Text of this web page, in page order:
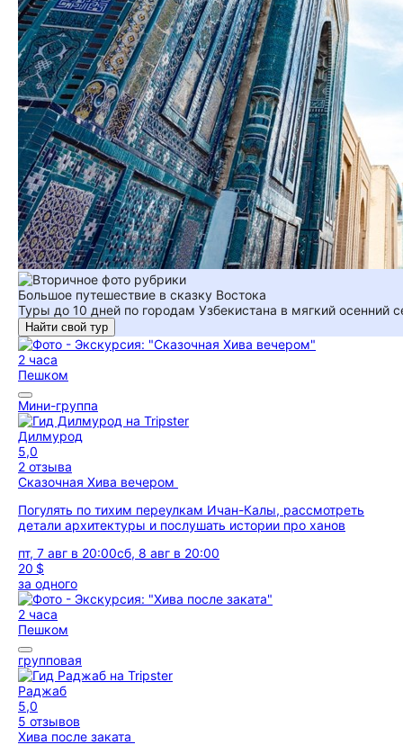
Большое путешествие в сказку Востока
Туры до 10 дней по городам Узбекистана в мягкий осенний
Найти свой тур
2 часа
Пешком
Мини-группа
Дилмурод
5,0
2 отзыва
Сказочная Хива вечером
Погулять по тихим переулкам Ичан-Калы, рассмотреть
детали архитектуры и послушать истории про ханов
пт, 7 авг в 20:00сб, 8 авг в 20:00
20 $
за одного
2 часа
Пешком
групповая
Раджаб
5,0
5 отзывов
Хива после заката